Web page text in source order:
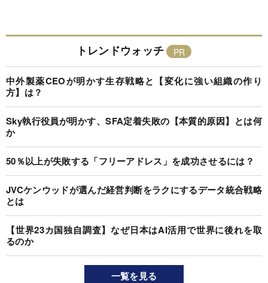
トレンドウォッチ
中外製薬CEOが明かす生存戦略と【変化に強い組織の作り
方】は？
Sky執行役員が明かす、SFA定着失敗の【本質的原因】とは何
か
50％以上が失敗する「フリーアドレス」を成功させるには？
JVCケンウッドが選んだ経営判断をラクにするデータ統合戦略
とは
【世界23カ国独自調査】なぜ日本はAI活用で世界に後れを取
るのか
一覧を見る